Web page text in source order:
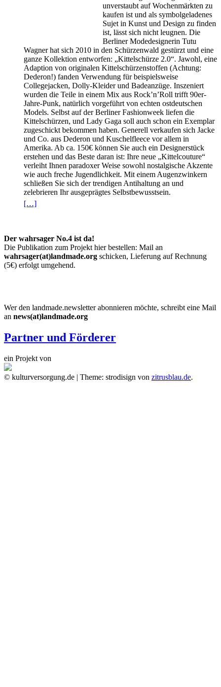
unverstaubt auf Wochenmärkten zu
kaufen ist und als symbolgeladenes
Sujet in Kunst und Design zu finden
ist, lässt sich nicht leugnen. Die
Berliner Modedesignerin Tutu
Wagner hat sich 2010 in den Schürzenwald gestürzt und eine
ganze Kollektion entworfen: „Kittelschürze 2.0“. Jawohl, eine
Adaption von originalen Kittelschürzenstoffen (Achtung:
Dederon!) fanden Verwendung für beispielsweise
Collegejacken, Dolly-Kleider und Badeanzüge. Inszeniert
wurden die Teile in einem Mix aus Rock’n’Roll trifft 90er-
Jahre-Punk, natürlich vorgeführt von echten ostdeutschen
Models. Selbst auf der Berliner Fashionweek liefen die
Kittelschürzen, und Lady Gaga soll auch schon ein Exemplar
zugeschickt bekommen haben. Generell verkaufen sich Jacke
und Co. aus Dederon und Kuschelfleece vor allem in
Amerika. Ab ca. 150€ können Sie auch ein Designerstück
erstehen und das Beste daran ist: Ihre neue „Kittelcouture“
verleiht Ihnen paradoxer Weise sowohl nostalgische Akzente
wie auch freche Jugendlichkeit. Mit einem Augenzwinkern
schließen Sie sich der trendigen Antihaltung an und
zelebrieren Ihr ausgeprägtes Selbstbewusstsein.
[…]
Der wahrsager No.4 ist da!
Die Publikation zum Projekt hier bestellen: Mail an
wahrsager(at)landmade.org schicken, Lieferung auf Rechnung
(5€) erfolgt umgehend.
Wer den landmade.newsletter abonnieren möchte, schreibt eine Mail
an news(at)landmade.org
Partner und Förderer
ein Projekt von
© kulturversorgung.de | Theme: strodisign von zitrusblau.de.